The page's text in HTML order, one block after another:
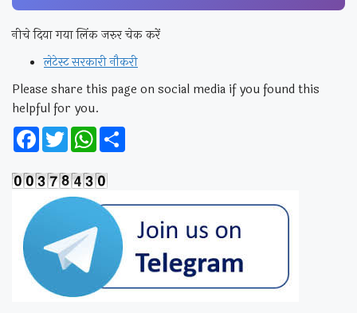
नीचे दिया गया लिंक जरुर चेक करें
लेटेस्ट सरकारी नौकरी
Please share this page on social media if you found this
helpful for you.
Facebook
TwitterWhatsApp